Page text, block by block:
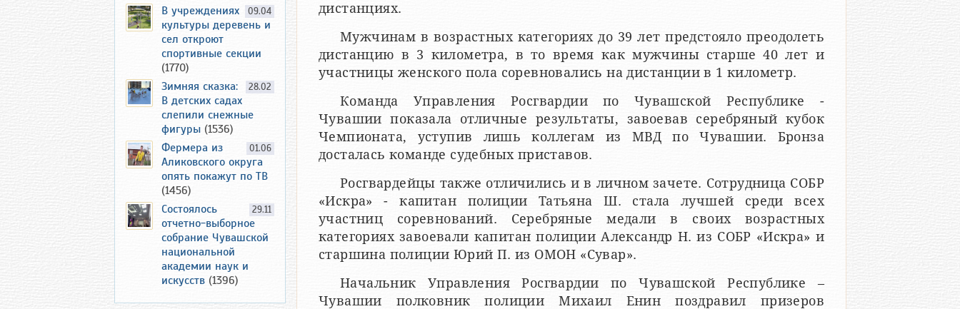
дистанциях.
Мужчинам в возрастных категориях до 39 лет предстояло преодолеть
дистанцию в 3 километра, в то время как мужчины старше 40 лет и
участницы женского пола соревновались на дистанции в 1 километр.
Команда Управления Росгвардии по Чувашской Республике -
Чувашии показала отличные результаты, завоевав серебряный кубок
Чемпионата, уступив лишь коллегам из МВД по Чувашии. Бронза
досталась команде судебных приставов.
Росгвардейцы также отличились и в личном зачете. Сотрудница СОБР
«Искра» - капитан полиции Татьяна Ш. стала лучшей среди всех
участниц соревнований. Серебряные медали в своих возрастных
категориях завоевали капитан полиции Александр Н. из СОБР «Искра» и
старшина полиции Юрий П. из ОМОН «Сувар».
Начальник Управления Росгвардии по Чувашской Республике –
Чувашии полковник полиции Михаил Енин поздравил призеров
09.04
В учреждениях
культуры деревень и
сел откроют
спортивные секции
(1770)
28.02
Зимняя сказка:
В детских садах
слепили снежные
фигуры (1536)
01.06
Фермера из
Аликовского округа
опять покажут по ТВ
(1456)
29.11
Состоялось
отчетно-выборное
собрание Чувашской
национальной
академии наук и
искусств (1396)